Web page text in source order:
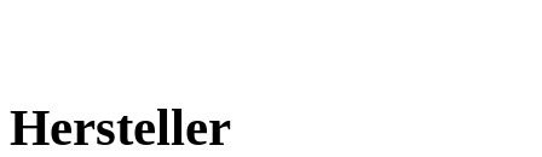
Hersteller